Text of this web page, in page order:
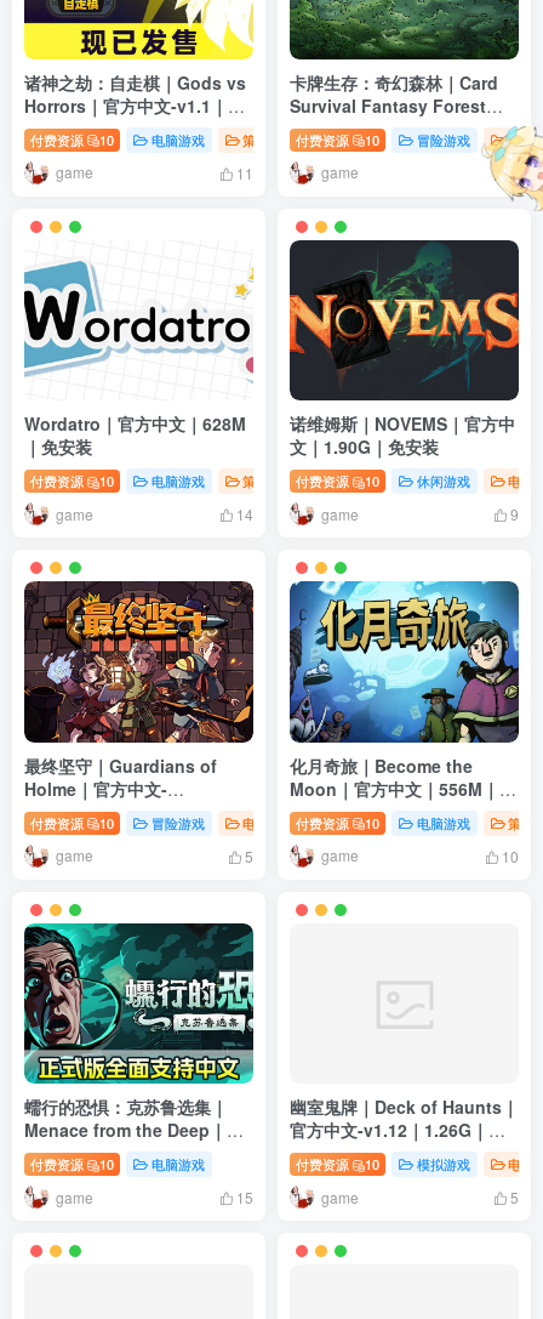
诸神之劫：自走棋｜Gods vs
Horrors｜官方中文-v1.1｜
617M｜免安装
付费资源 10 电脑游戏 策略游戏
game 11
卡牌生存：奇幻森林｜Card
Survival Fantasy Forest｜
官方中文-Build.18972890｜
739M｜免安装
付费资源 10 冒险游戏 模拟
game 9
Wordatro｜官方中文｜628M
｜免安装
付费资源 10 电脑游戏 策略游戏
game 14
诺维姆斯｜NOVEMS｜官方中
文｜1.90G｜免安装
付费资源 10 休闲游戏 电脑
game 9
最终坚守｜Guardians of
Holme｜官方中文-
Build.13342349｜970M｜免
安装
付费资源 10 冒险游戏 电脑游戏 策略游戏
game 5
化月奇旅｜Become the
Moon｜官方中文｜556M｜免
安装
付费资源 10 电脑游戏 策略
game 10
蠕行的恐惧：克苏鲁选集｜
Menace from the Deep｜官
方中文-v1.15.8+全DLC｜
4.33G｜免安装
付费资源 10 电脑游戏
game 15
幽室鬼牌｜Deck of Haunts｜
官方中文-v1.12｜1.26G｜免
安装
付费资源 10 模拟游戏 电脑
game 5